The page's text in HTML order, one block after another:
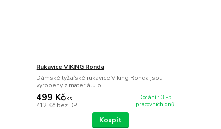
Rukavice VIKING Ronda
Dámské lyžařské rukavice Viking Ronda jsou
vyrobeny z materiálu o...
499 Kč/ks
412 Kč bez DPH
Dodání : 3 -5
pracovních dnů
Koupit